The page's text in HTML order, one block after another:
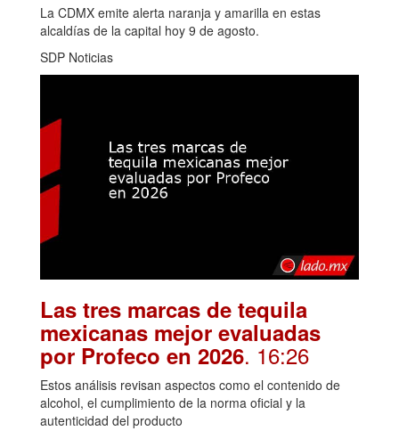
La CDMX emite alerta naranja y amarilla en estas
alcaldías de la capital hoy 9 de agosto.
SDP Noticias
Las tres marcas de tequila
mexicanas mejor evaluadas
por Profeco en 2026. 16:26
Estos análisis revisan aspectos como el contenido de
alcohol, el cumplimiento de la norma oficial y la
autenticidad del producto